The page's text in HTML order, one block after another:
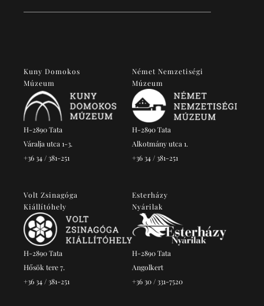
Kuny Domokos
Múzeum
H-2890 Tata
Váralja utca 1-3.
+36 34 / 381-251
Német Nemzetiségi
Múzeum
H-2890 Tata
Alkotmány utca 1.
+36 34 / 381-251
Volt Zsinagóga
Kiállítóhely
H-2890 Tata
Hősök tere 7.
+36 34 / 381-251
Esterházy
Nyárilak
H-2890 Tata
Angolkert
+36 30 / 331-7520